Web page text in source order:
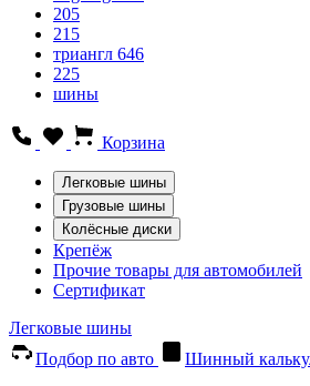
205
215
триангл 646
225
шины
Корзина
Легковые шины
Грузовые шины
Колёсные диски
Крепёж
Прочие товары для автомобилей
Сертификат
Легковые шины
Подбор по авто
Шинный